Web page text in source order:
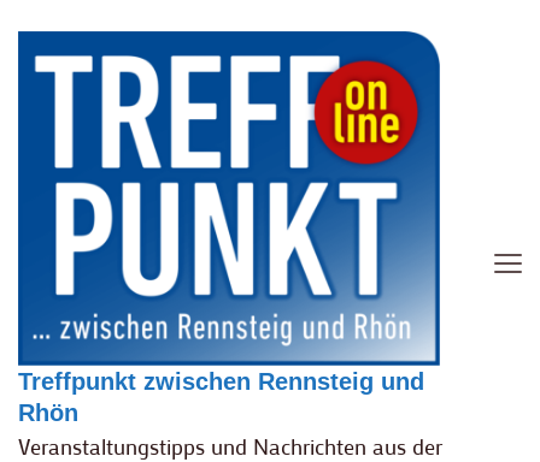
Treffpunkt zwischen Rennsteig und
Rhön
Veranstaltungstipps und Nachrichten aus der